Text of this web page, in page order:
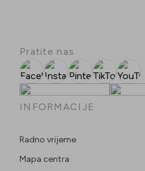
Pratite nas
FacebookInstagramPinterest
TikTok
INFORMACIJE
Radno vrijeme
Mapa centra